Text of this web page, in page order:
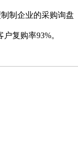
制企业的采购询盘
复购率93%。